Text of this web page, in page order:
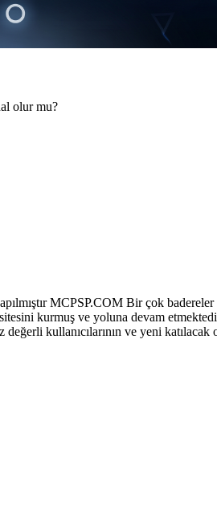
olur mu?
MCPSP.COM Bir çok
kurmuş ve yoluna devam
kullanıcılarının ve yeni katılacak